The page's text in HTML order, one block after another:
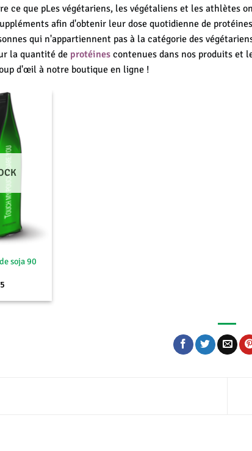
ce que pLes végétariens, les végétaliens et les athlètes
afin d'obtenir leur dose quotidienne de
qui n'appartiennent pas à la catégorie des
la quantité de protéines contenues dans nos produits et
d'œil à notre boutique en ligne !
soja 90
prix :